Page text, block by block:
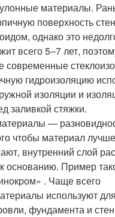
материалы.
поверхность
однако это
всего 5–7 лет,
современные
гидроизоляцию
изоляции и
заливкой стяжки.
—
чтобы материал
внутренний слой
основанию. Пример
. Чаще всего
используют для
фундамента и